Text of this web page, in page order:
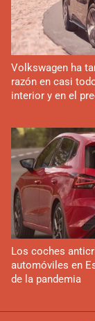
Volkswagen ha
razón en casi
interior y en el
Los coches
automóviles en
de la pandemia